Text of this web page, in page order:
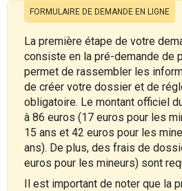
FORMULAIRE DE DEMANDE EN LIGNE
La première étape de votre
consiste en la pré-demande de
permet de rassembler les
de créer votre dossier et de
obligatoire. Le montant officiel
à 86 euros (17 euros pour les
15 ans et 42 euros pour les
ans). De plus, des frais de
euros pour les mineurs) sont
Il est important de noter que la